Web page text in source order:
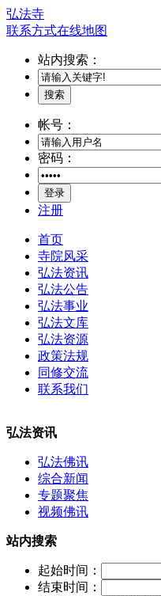
弘法寺
联系方式在线地图
站内搜索：
搜索
帐号：
密码：
登录
注册
首页
寺院风采
弘法资讯
弘法公告
弘法事业
弘法文库
弘法资源
政策法规
同修交流
联系我们
弘法资讯
弘法佛讯
综合新闻
专题聚焦
视频佛讯
站内搜索
起始时间：
结束时间：